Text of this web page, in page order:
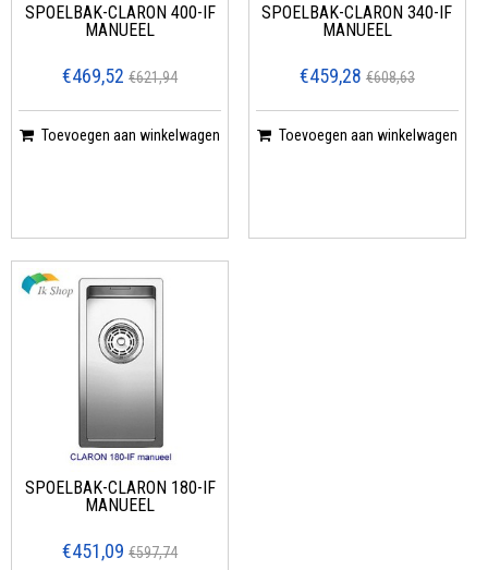
SPOELBAK-CLARON 400-IF
MANUEEL
€469,52 €621,94
Toevoegen aan winkelwagen
SPOELBAK-CLARON 340-IF
MANUEEL
€459,28 €608,63
Toevoegen aan winkelwagen
SPOELBAK-CLARON 180-IF
MANUEEL
€451,09 €597,74